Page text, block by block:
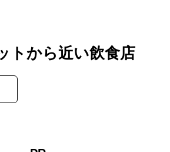
トから近い飲食店